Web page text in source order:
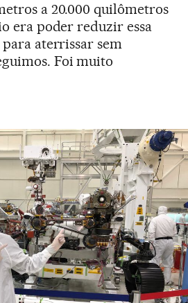
a 20.000 quilômetros
era poder reduzir essa
aterrissar sem
Foi muito